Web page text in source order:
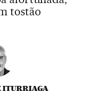
tostão
ITURRIAGA